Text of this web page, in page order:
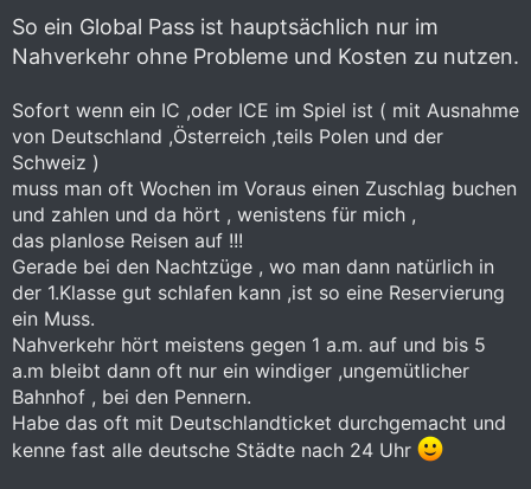
So ein Global Pass ist hauptsächlich nur im
Nahverkehr ohne Probleme und Kosten zu nutzen.
Sofort wenn ein IC ,oder ICE im Spiel ist ( mit Ausnahme
von Deutschland ,Österreich ,teils Polen und der
Schweiz )
muss man oft Wochen im Voraus einen Zuschlag buchen
und zahlen und da hört , wenistens für mich ,
das planlose Reisen auf !!!
Gerade bei den Nachtzüge , wo man dann natürlich in
der 1.Klasse gut schlafen kann ,ist so eine Reservierung
ein Muss.
Nahverkehr hört meistens gegen 1 a.m. auf und bis 5
a.m bleibt dann oft nur ein windiger ,ungemütlicher
Bahnhof , bei den Pennern.
Habe das oft mit Deutschlandticket durchgemacht und
kenne fast alle deutsche Städte nach 24 Uhr